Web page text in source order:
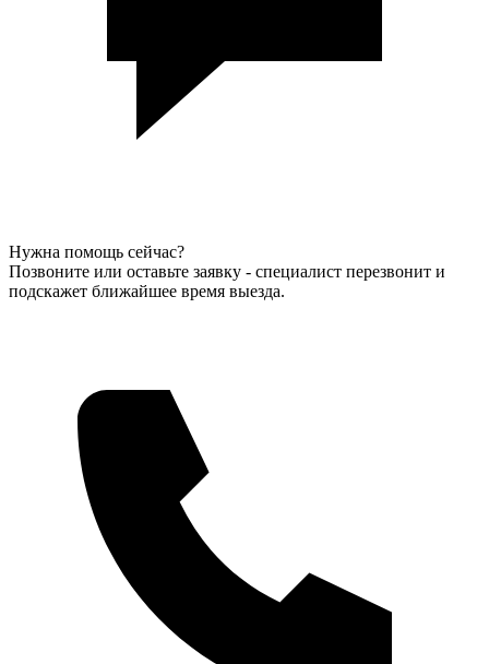
Нужна помощь сейчас?
Позвоните или оставьте заявку - специалист перезвонит и
подскажет ближайшее время выезда.